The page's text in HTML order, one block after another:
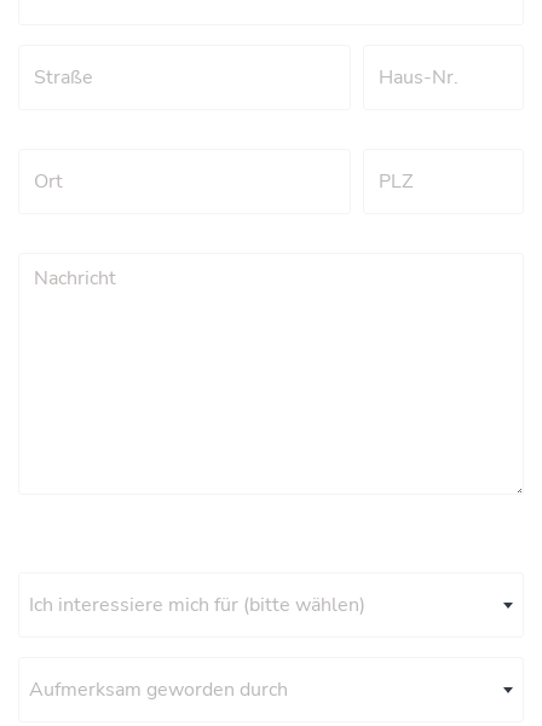
Ich interessiere mich für (bitte wählen)
Aufmerksam geworden durch